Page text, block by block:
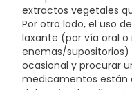
extractos vegetales
Por otro lado, el uso
laxante (por vía oral
enemas/
ocasional y procurar
medicamentos están